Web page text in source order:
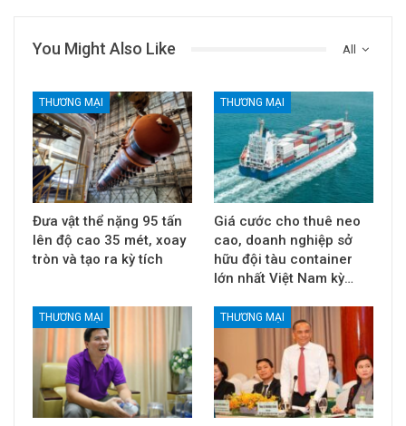
All
You Might Also Like
THƯƠNG MẠI
Đưa vật thể nặng 95 tấn
lên độ cao 35 mét, xoay
tròn và tạo ra kỳ tích
THƯƠNG MẠI
Giá cước cho thuê neo
cao, doanh nghiệp sở
hữu đội tàu container
lớn nhất Việt Nam kỳ…
THƯƠNG MẠI THƯƠNG MẠI